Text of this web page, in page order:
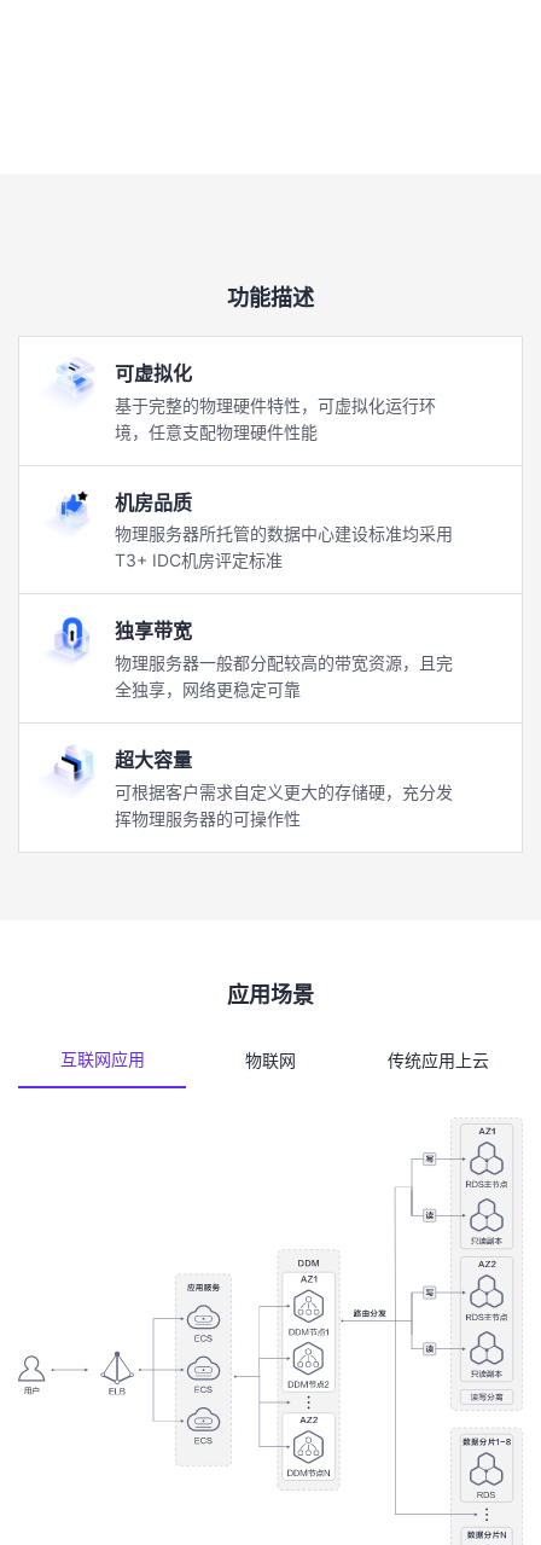
功能描述
可虚拟化
基于完整的物理硬件特性，可虚拟化运行环
境，任意支配物理硬件性能
机房品质
物理服务器所托管的数据中心建设标准均采用
T3+ IDC机房评定标准
独享带宽
物理服务器一般都分配较高的带宽资源，且完
全独享，网络更稳定可靠
超大容量
可根据客户需求自定义更大的存储硬，充分发
挥物理服务器的可操作性
应用场景
互联网应用 物联网 传统应用上云